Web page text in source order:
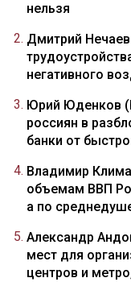
нельзя
Дмитрий
негативного
Юрий Юденков
россиян в
банки от
Владимир
объемам ВВП
а по
Александр
мест для
центров и